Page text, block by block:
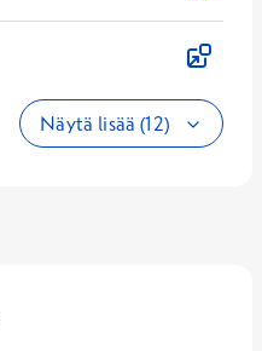
Näytä lisää (12)